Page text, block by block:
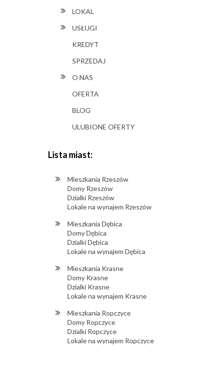
LOKAL
USŁUGI
KREDYT
SPRZEDAJ
O NAS
OFERTA
BLOG
ULUBIONE OFERTY
Lista miast:
Mieszkania Rzeszów
Domy Rzeszów
Dzialki Rzeszów
Lokale na wynajem Rzeszów
Mieszkania Dębica
Domy Dębica
Dzialki Dębica
Lokale na wynajem Dębica
Mieszkania Krasne
Domy Krasne
Dzialki Krasne
Lokale na wynajem Krasne
Mieszkania Ropczyce
Domy Ropczyce
Dzialki Ropczyce
Lokale na wynajem Ropczyce